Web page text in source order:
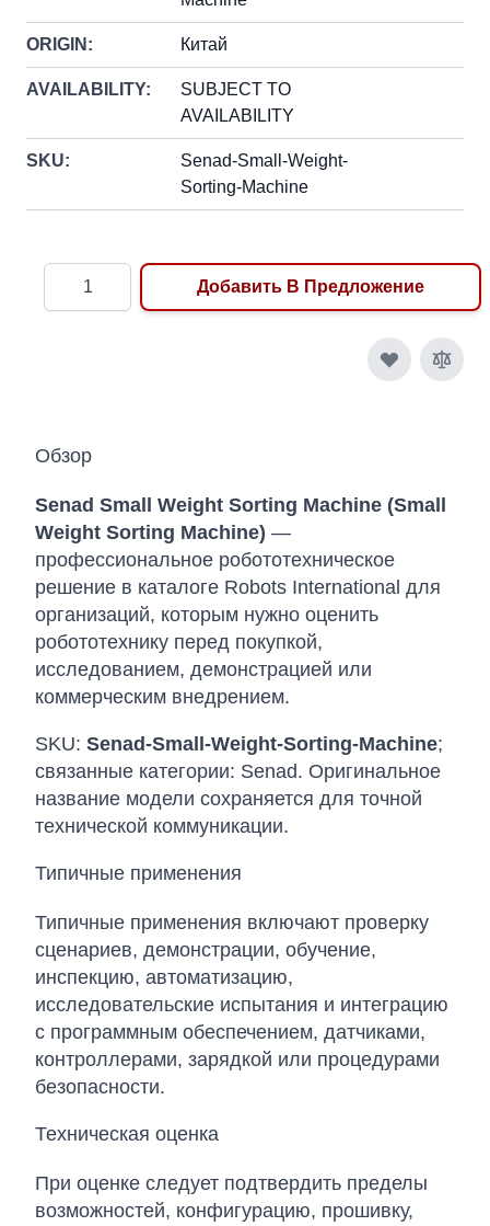
ORIGIN: Китай
AVAILABILITY:
SUBJECT TO
AVAILABILITY
SKU:
Senad-Small-Weight-
Sorting-Machine
Добавить В Предложение
Обзор
Senad Small Weight Sorting Machine (Small
Weight Sorting Machine) —
профессиональное робототехническое
решение в каталоге Robots International для
организаций, которым нужно оценить
робототехнику перед покупкой,
исследованием, демонстрацией или
коммерческим внедрением.
SKU: Senad-Small-Weight-Sorting-Machine;
связанные категории: Senad. Оригинальное
название модели сохраняется для точной
технической коммуникации.
Типичные применения
Типичные применения включают проверку
сценариев, демонстрации, обучение,
инспекцию, автоматизацию,
исследовательские испытания и интеграцию
с программным обеспечением, датчиками,
контроллерами, зарядкой или процедурами
безопасности.
Техническая оценка
При оценке следует подтвердить пределы
возможностей, конфигурацию, прошивку,